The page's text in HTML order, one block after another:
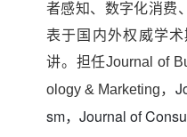
者感知、 数字化消费
表于国内外权威学
讲。 担任Journal of
ology & Marketing，
sm，Journal of Con